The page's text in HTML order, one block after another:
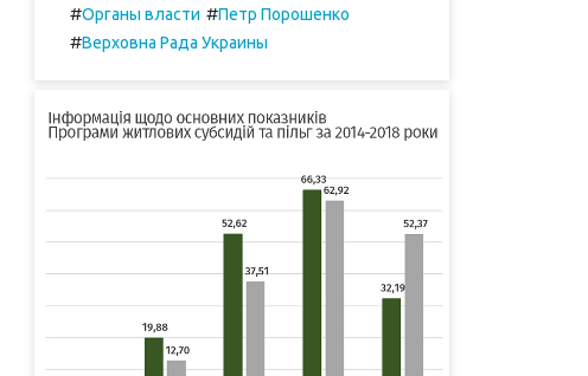
#Органы власти #Петр Порошенко
#Верховна Рада Украины